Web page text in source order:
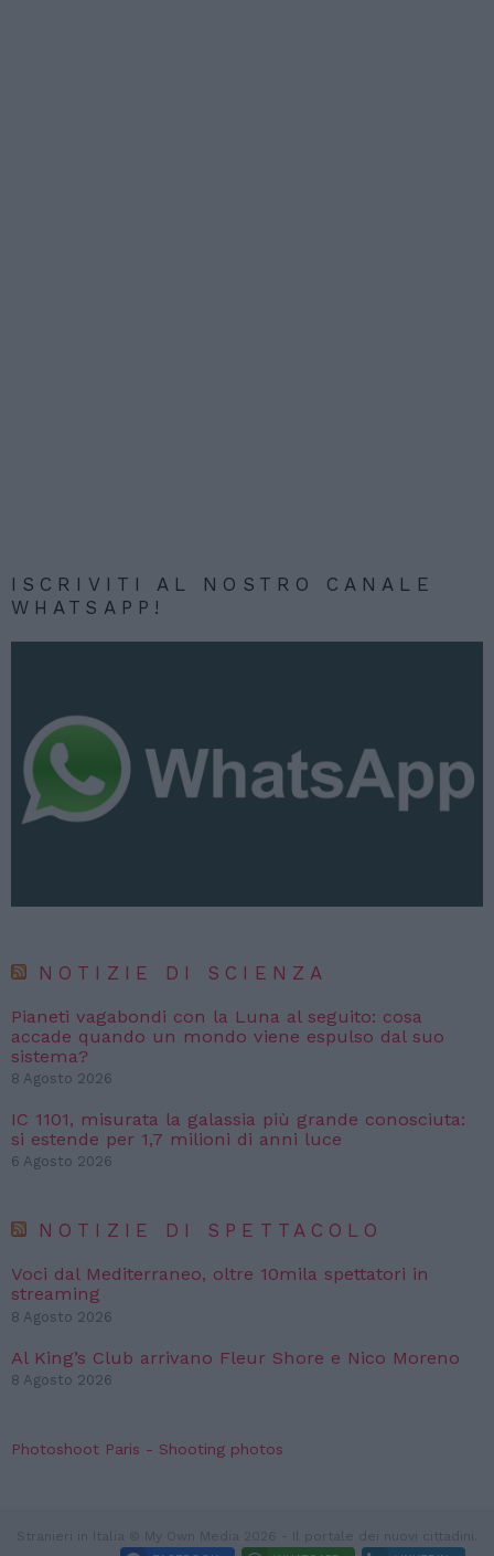
ISCRIVITI AL NOSTRO CANALE
WHATSAPP!
NOTIZIE DI SCIENZA
Pianeti vagabondi con la Luna al seguito: cosa
accade quando un mondo viene espulso dal suo
sistema?
8 Agosto 2026
IC 1101, misurata la galassia più grande conosciuta:
si estende per 1,7 milioni di anni luce
6 Agosto 2026
NOTIZIE DI SPETTACOLO
Voci dal Mediterraneo, oltre 10mila spettatori in
streaming
8 Agosto 2026
Al King’s Club arrivano Fleur Shore e Nico Moreno
8 Agosto 2026
Photoshoot Paris - Shooting photos